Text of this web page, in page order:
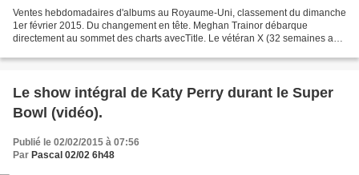
Ventes hebdomadaires d'albums au Royaume-Uni, classement du dimanche
1er février 2015. Du changement en tête. Meghan Trainor débarque
directement au sommet des charts avecTitle. Le vétéran X (32 semaines au
Le show intégral de Katy Perry durant le Super
Bowl (vidéo).
Publié le 02/02/2015 à 07:56
Par Pascal 02/02 6h48